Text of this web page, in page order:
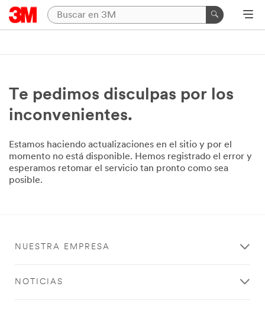
Te pedimos disculpas por los
inconvenientes.
Estamos haciendo actualizaciones en el sitio y por el
momento no está disponible. Hemos registrado el error y
esperamos retomar el servicio tan pronto como sea
posible.
NUESTRA EMPRESA
NOTICIAS